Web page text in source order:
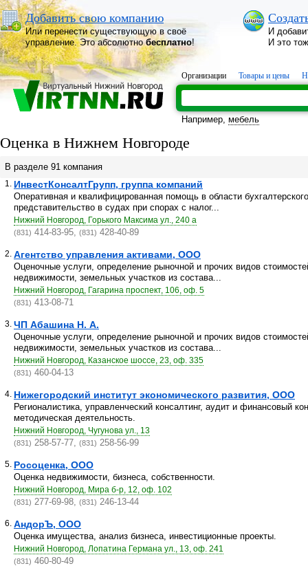
Добавить свою компанию
Или перенести существующую в своё
управление. Это абсолютнобесплатно!
И
И это
Организации Товары и цены
Например, мебель
Оценка в Нижнем Новгороде
В разделе 91 компания
1. ИнвестКонсалтГрупп, группа компаний
Оперативная и квалифицированная помощь в области
представительство в судах при спорах с налог...
Нижний Новгород, Горького Максима ул., 240 а
(831) 414-83-95, (831) 428-40-89
2. Агентство управления активами, ООО
Оценочные услуги, определение рыночной и прочих видов
недвижимости, земельных участков из состава...
Нижний Новгород, Гагарина проспект, 106, оф. 5
(831) 413-08-71
3. ЧП Абашина Н. А.
Оценочные услуги, определение рыночной и прочих видов
недвижимости, земельных участков из состава...
Нижний Новгород, Казанское шоссе, 23, оф. 335
(831) 460-04-13
4. Нижегородский институт экономического развития, ООО
Регионалистика, управленческий консалтинг, аудит и финансовый
методическая деятельность.
Нижний Новгород, Чугунова ул., 13
(831) 258-57-77, (831) 258-56-99
5. Росоценка, ООО
Оценка недвижимости, бизнеса, собственности.
Нижний Новгород, Мира б-р, 12, оф. 102
(831) 277-69-98, (831) 246-13-44
6. АндорЪ, ООО
Оценка имущества, анализ бизнеса, инвестиционные проекты.
Нижний Новгород, Лопатина Германа ул., 13, оф. 241
(831) 460-80-49